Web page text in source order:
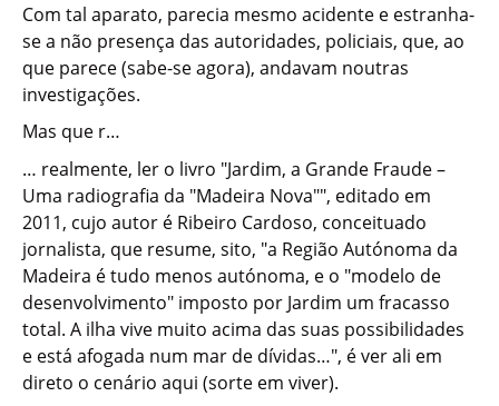
Com tal aparato, parecia mesmo acidente e estranha-
se a não presença das autoridades, policiais, que, ao
que parece (sabe-se agora), andavam noutras
investigações.
Mas que r…
… realmente, ler o livro "Jardim, a Grande Fraude –
Uma radiografia da "Madeira Nova"", editado em
2011, cujo autor é Ribeiro Cardoso, conceituado
jornalista, que resume, sito, "a Região Autónoma da
Madeira é tudo menos autónoma, e o "modelo de
desenvolvimento" imposto por Jardim um fracasso
total. A ilha vive muito acima das suas possibilidades
e está afogada num mar de dívidas…", é ver ali em
direto o cenário aqui (sorte em viver).